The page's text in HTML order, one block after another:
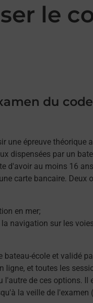
le
du
une épreuve théorique
dispensées par un
d'avoir au moins 16
carte bancaire. Deux
en mer;
la navigation sur les
école et validé
ligne, et toutes les
l'autre de ces options. Il
la veille de l'examen